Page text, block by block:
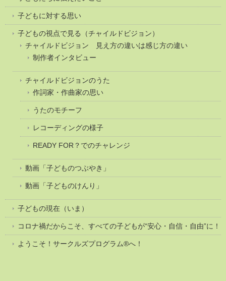
子どもに対する思い
子どもの視点で見る（チャイルドビジョン）
チャイルドビジョン 見え方の違いは感じ方の違い
制作者インタビュー
チャイルドビジョンのうた
作詞家・作曲家の思い
うたのモチーフ
レコーディングの様子
READY FOR？でのチャレンジ
動画「子どものつぶやき」
動画「子どものけんり」
子どもの現在（いま）
コロナ禍だからこそ、すべての子どもが“安心・自信・自由”に！
ようこそ！サークルズプログラム®へ！